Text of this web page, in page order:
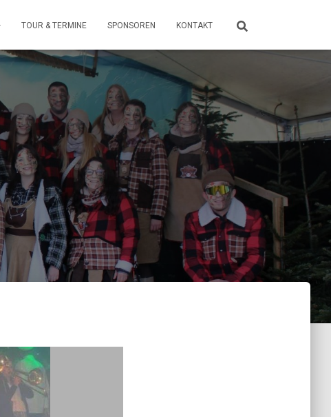
TOUR & TERMINE SPONSOREN KONTAKT